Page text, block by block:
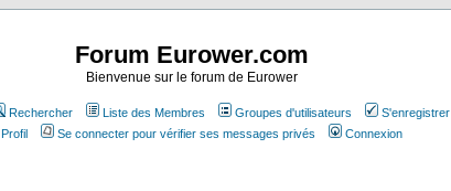
Forum Eurower.com
Bienvenue sur le forum de Eurower
Rechercher Liste des Membres Groupes d'utilisateurs
S'enregistrer
Profil
Se connecter pour vérifier ses messages privés Connexion